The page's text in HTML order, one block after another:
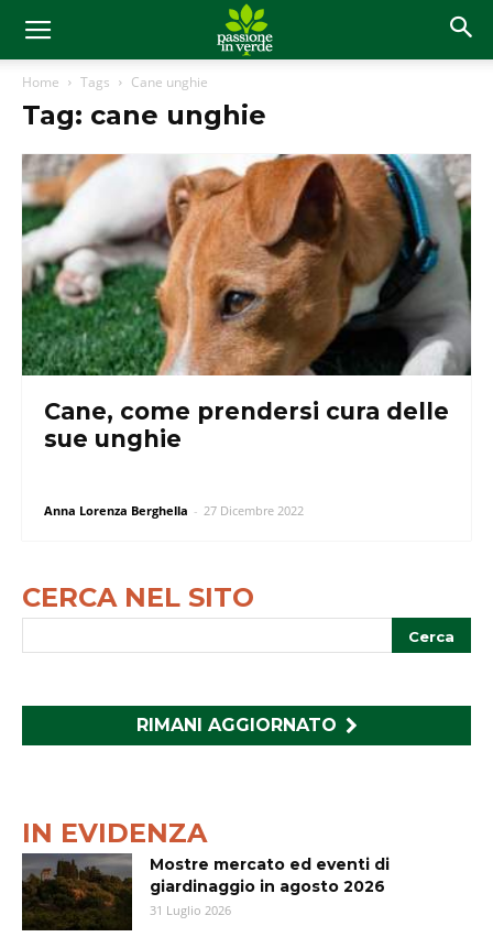
Home Tags Cane unghie
Tag: cane unghie
Cane, come prendersi cura delle
sue unghie
Anna Lorenza Berghella - 27 Dicembre 2022
CERCA NEL SITO
RIMANI AGGIORNATO
IN EVIDENZA
Mostre mercato ed eventi di
giardinaggio in agosto 2026
31 Luglio 2026